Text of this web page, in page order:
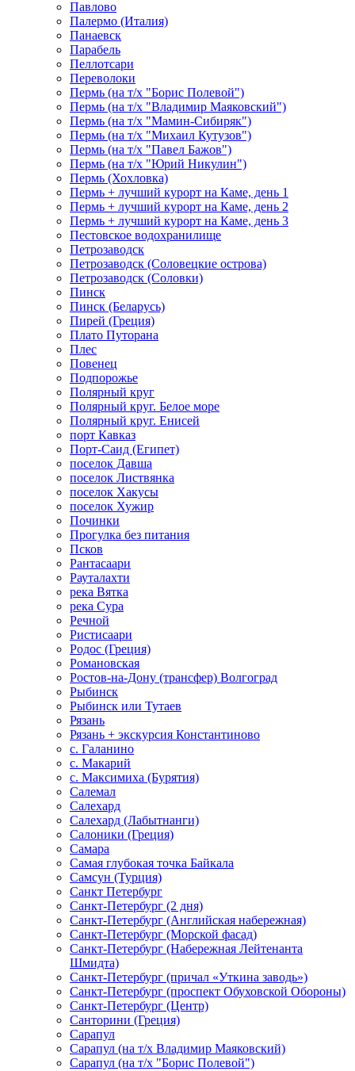
Павлово
Палермо (Италия)
Панаевск
Парабель
Пеллотсари
Переволоки
Пермь (на т/х "Борис Полевой")
Пермь (на т/х "Владимир Маяковский")
Пермь (на т/х "Мамин-Сибиряк")
Пермь (на т/х "Михаил Кутузов")
Пермь (на т/х "Павел Бажов")
Пермь (на т/х "Юрий Никулин")
Пермь (Хохловка)
Пермь + лучший курорт на Каме, день 1
Пермь + лучший курорт на Каме, день 2
Пермь + лучший курорт на Каме, день 3
Пестовское водохранилище
Петрозаводск
Петрозаводск (Соловецкие острова)
Петрозаводск (Соловки)
Пинск
Пинск (Беларусь)
Пирей (Греция)
Плато Путорана
Плес
Повенец
Подпорожье
Полярный круг
Полярный круг. Белое море
Полярный круг. Енисей
порт Кавказ
Порт-Саид (Египет)
поселок Давша
поселок Листвянка
поселок Хакусы
поселок Хужир
Починки
Прогулка без питания
Псков
Рантасаари
Рауталахти
река Вятка
река Сура
Речной
Ристисаари
Родос (Греция)
Романовская
Ростов-на-Дону (трансфер) Волгоград
Рыбинск
Рыбинск или Тутаев
Рязань
Рязань + экскурсия Константиново
с. Галанино
с. Макарий
с. Максимиха (Бурятия)
Салемал
Салехард
Салехард (Лабытнанги)
Салоники (Греция)
Самара
Самая глубокая точка Байкала
Самсун (Турция)
Санкт Петербург
Санкт-Петербург (2 дня)
Санкт-Петербург (Английская набережная)
Санкт-Петербург (Морской фасад)
Санкт-Петербург (Набережная Лейтенанта
Шмидта)
Санкт-Петербург (причал «Уткина заводь»)
Санкт-Петербург (проспект Обуховской Обороны)
Санкт-Петербург (Центр)
Санторини (Греция)
Сарапул
Сарапул (на т/х Владимир Маяковский)
Сарапул (на т/х "Борис Полевой")